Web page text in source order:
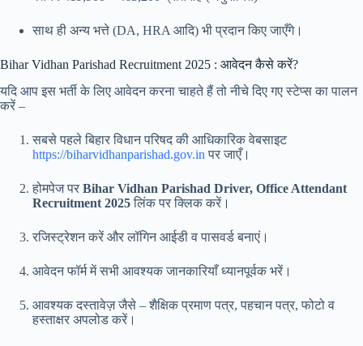
साथ ही अन्य भत्ते (DA, HRA आदि) भी प्रदान किए जाएँगे।
Bihar Vidhan Parishad Recruitment 2025 : आवेदन कैसे करें?
यदि आप इस भर्ती के लिए आवेदन करना चाहते हैं तो नीचे दिए गए स्टेप्स का पालन
करें –
सबसे पहले बिहार विधान परिषद की आधिकारिक वेबसाइट
https://biharvidhanparishad.gov.in पर जाएँ।
होमपेज पर Bihar Vidhan Parishad Driver, Office Attendant
Recruitment 2025लिंक पर क्लिक करें।
रजिस्ट्रेशन करें और लॉगिन आईडी व पासवर्ड बनाएं।
आवेदन फॉर्म में सभी आवश्यक जानकारियाँ ध्यानपूर्वक भरें।
आवश्यक दस्तावेज़ जैसे – शैक्षिक प्रमाण पत्र, पहचान पत्र, फोटो व
हस्ताक्षर अपलोड करें।